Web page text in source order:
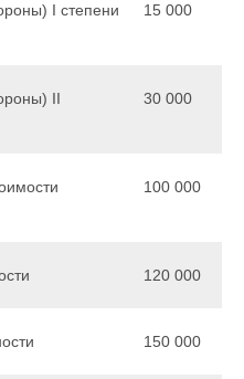
I степени
15 000
II
30 000
100 000
120 000
150 000